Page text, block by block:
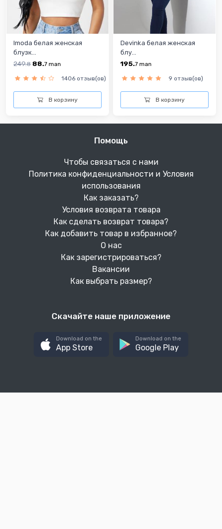
Imoda белая женская
блузк...
249.8 88.7 man
1406 отзыв(ов)
В корзину
Devinka белая женская
блу...
195.7 man
9 отзыв(ов)
В корзину
Помощь
Чтобы связаться с нами
Политика конфиденциальности и Условия
использования
Как заказать?
Условия возврата товара
Как сделать возврат товара?
Как добавить товар в избранное?
О нас
Как зарегистрироваться?
Вакансии
Как выбрать размер?
Скачайте наше приложение
Download on the
App Store
Download on the
Google Play